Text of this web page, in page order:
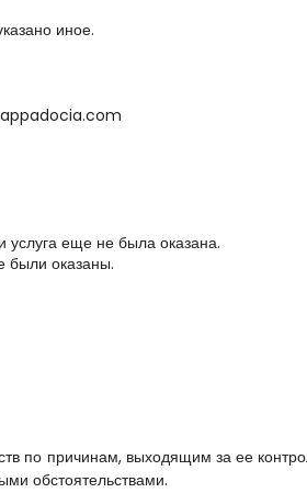
иное.
услуга еще не была оказана.
были оказаны.
по причинам, выходящим за ее
обстоятельствами.